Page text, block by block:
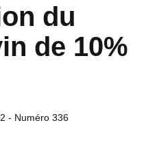
du
de 10%
- Numéro 336